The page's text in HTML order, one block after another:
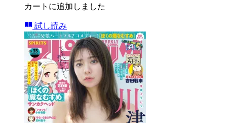
カートに追加しました
試し読み